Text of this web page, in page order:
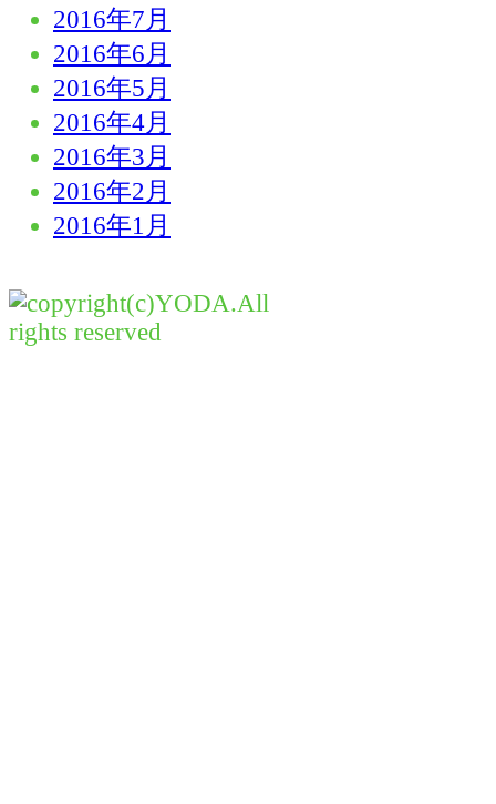
2016年7月
2016年6月
2016年5月
2016年4月
2016年3月
2016年2月
2016年1月